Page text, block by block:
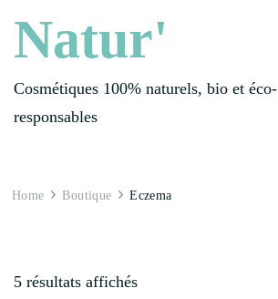
Natur'
Cosmétiques 100% naturels, bio et éco-
responsables
Home Boutique Eczema
5 résultats affichésTrié